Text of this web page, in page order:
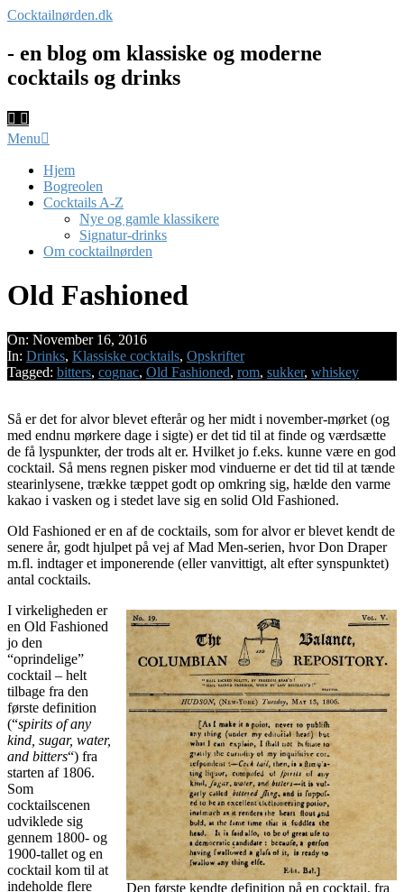
Skip
content
Cocktailnørden.dk
- en blog om klassiske og moderne
cocktails og drinks
Primary
Menu
Menu
Hjem
Bogreolen
Cocktails A-Z
Nye og gamle klassikere
Signatur-drinks
Om cocktailnørden
Old Fashioned
On: November 16, 2016
In: Drinks, Klassiske cocktails, Opskrifter
Tagged: bitters, cognac, Old Fashioned, rom, sukker, whiskey
Så er det for alvor blevet efterår og her midt i november-mørket (og
med endnu mørkere dage i sigte) er det tid til at finde og værdsætte
de få lyspunkter, der trods alt er. Hvilket jo f.eks. kunne være en god
cocktail. Så mens regnen pisker mod vinduerne er det tid til at tænde
stearinlysene, trække tæppet godt op omkring sig, hælde den varme
kakao i vasken og i stedet lave sig en solid Old Fashioned.
Old Fashioned er en af de cocktails, som for alvor er blevet kendt de
senere år, godt hjulpet på vej af Mad Men-serien, hvor Don Draper
m.fl. indtager et imponerende (eller vanvittigt, alt efter synspunktet)
antal cocktails.
Den første kendte definition på en cocktail, fra
I virkeligheden er
en Old Fashioned
jo den
“oprindelige”
cocktail – helt
tilbage fra den
første definition
(“spirits of any
kind, sugar, water,
and bitters“) fra
starten af 1806.
Som
cocktailscenen
udviklede sig
gennem 1800- og
1900-tallet og en
cocktail kom til at
indeholde flere